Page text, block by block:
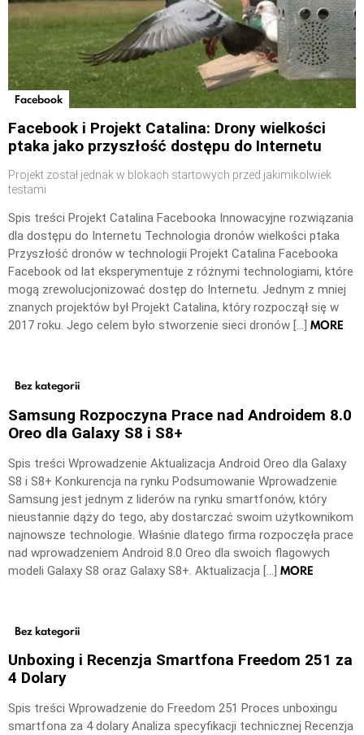
Facebook
Facebook i Projekt Catalina: Drony wielkości
ptaka jako przyszłość dostępu do Internetu
Projekt został jednak w blokach startowych przed jakimikolwiek
testami
Spis treści Projekt Catalina Facebooka Innowacyjne rozwiązania
dla dostępu do Internetu Technologia dronów wielkości ptaka
Przyszłość dronów w technologii Projekt Catalina Facebooka
Facebook od lat eksperymentuje z różnymi technologiami, które
mogą zrewolucjonizować dostęp do Internetu. Jednym z mniej
znanych projektów był Projekt Catalina, który rozpoczął się w
2017 roku. Jego celem było stworzenie sieci dronów […] MORE
Bez kategorii
Samsung Rozpoczyna Prace nad Androidem 8.0
Oreo dla Galaxy S8 i S8+
Spis treści Wprowadzenie Aktualizacja Android Oreo dla Galaxy
S8 i S8+ Konkurencja na rynku Podsumowanie Wprowadzenie
Samsung jest jednym z liderów na rynku smartfonów, który
nieustannie dąży do tego, aby dostarczać swoim użytkownikom
najnowsze technologie. Właśnie dlatego firma rozpoczęła prace
nad wprowadzeniem Android 8.0 Oreo dla swoich flagowych
modeli Galaxy S8 oraz Galaxy S8+. Aktualizacja […] MORE
Bez kategorii
Unboxing i Recenzja Smartfona Freedom 251 za
4 Dolary
Spis treści Wprowadzenie do Freedom 251 Proces unboxingu
smartfona za 4 dolary Analiza specyfikacji technicznej Recenzja